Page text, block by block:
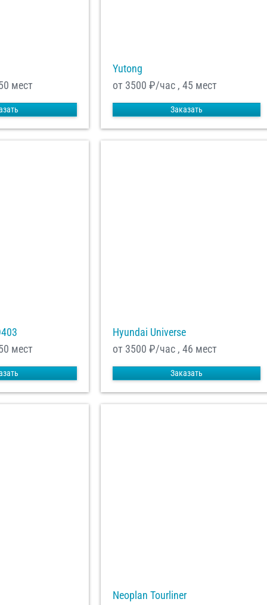
мест
Yutong
от 3500 ₽/час , 45 мест
Заказать
мест
Hyundai Universe
от 3500 ₽/час , 46 мест
Заказать
Neoplan Tourliner